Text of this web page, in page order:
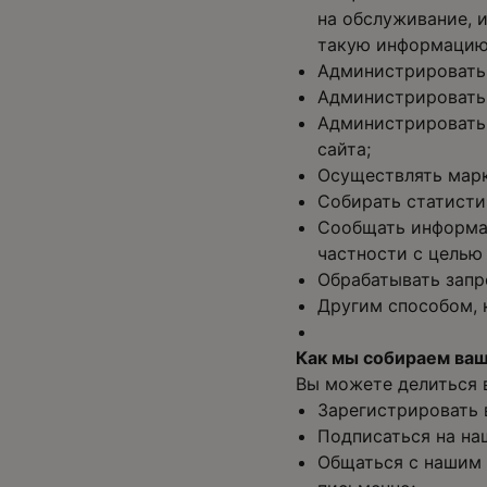
на обслуживание,
такую
сайта;
Осуществлять
Собирать
Сообщать
частности с
Обрабатывать
Другим способом,
Как мы собираем
Вы можете делиться
Зарегистрировать
Подписаться на
Общаться с нашим